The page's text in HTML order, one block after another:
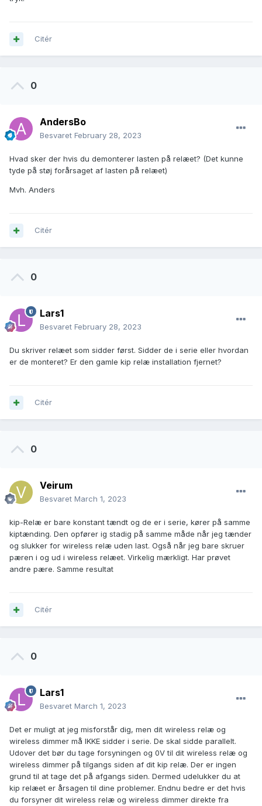
Citér
0
AndersBo
Besvaret February 28, 2023
Hvad sker der hvis du demonterer lasten på relæet? (Det kunne
tyde på støj forårsaget af lasten på relæet)
Mvh. Anders
Citér
0
Lars1
Besvaret February 28, 2023
Du skriver relæet som sidder først. Sidder de i serie eller hvordan
er de monteret? Er den gamle kip relæ installation fjernet?
Citér
0
Veirum
Besvaret March 1, 2023
kip-Relæ er bare konstant tændt og de er i serie, kører på samme
kiptænding. Den opfører ig stadig på samme måde når jeg tænder
og slukker for wireless relæ uden last. Også når jeg bare skruer
pæren i og ud i wireless relæet. Virkelig mærkligt. Har prøvet
andre pære. Samme resultat
Citér
0
Lars1
Besvaret March 1, 2023
Det er muligt at jeg misforstår dig, men dit wireless relæ og
wireless dimmer må IKKE sidder i serie. De skal sidde parallelt.
Udover det bør du tage forsyningen og 0V til dit wireless relæ og
wireless dimmer på tilgangs siden af dit kip relæ. Der er ingen
grund til at tage det på afgangs siden. Dermed udelukker du at
kip relæet er årsagen til dine problemer. Endnu bedre er det hvis
du forsyner dit wireless relæ og wireless dimmer direkte fra